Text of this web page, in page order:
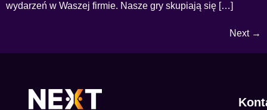
wydarzeń w Waszej firmie. Nasze gry skupiają się […]
Next →